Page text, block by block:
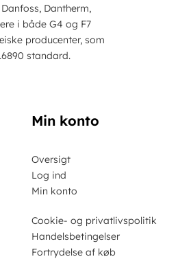
Dantherm,
i både G4 og F7
producenter, som
standard.
Min konto
Oversigt
Log ind
Min konto
Cookie- og privatlivspolitik
Handelsbetingelser
Fortrydelse af køb